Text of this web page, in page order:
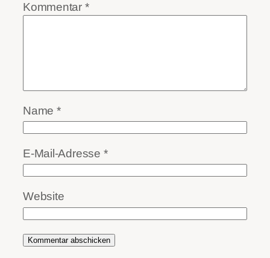
Kommentar *
Name *
E-Mail-Adresse *
Website